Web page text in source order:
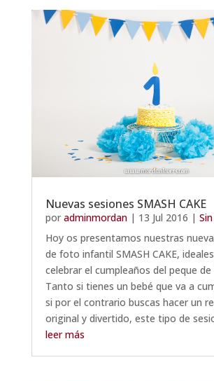
Nuevas sesiones SMASH CAKE
por adminmordan| 13 Jul 2016 |
Hoy os presentamos nuestras
de foto infantil SMASH CAKE,
celebrar el cumpleaños del peque de
Tanto si tienes un bebé que va a
si por el contrario buscas hacer un
original y divertido, este tipo de
leer más